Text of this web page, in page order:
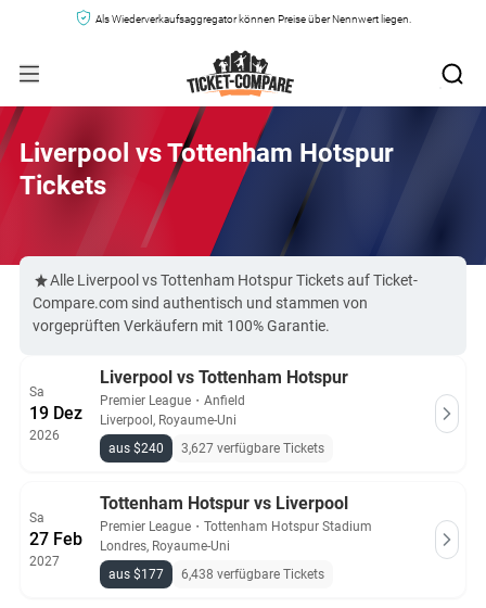
Als Wiederverkaufsaggregator können Preise über Nennwert liegen.
Liverpool vs Tottenham Hotspur
Tickets
Alle Liverpool vs Tottenham Hotspur Tickets auf Ticket-
Compare.com sind authentisch und stammen von
vorgeprüften Verkäufern mit 100% Garantie.
Sa
19 Dez
2026
Liverpool vs Tottenham Hotspur
Premier League ・ Anfield
Liverpool, Royaume-Uni
aus $240
3,627 verfügbare Tickets
Sa
27 Feb
2027
Tottenham Hotspur vs Liverpool
Premier League ・ Tottenham Hotspur Stadium
Londres, Royaume-Uni
aus $177
6,438 verfügbare Tickets